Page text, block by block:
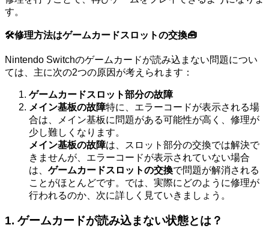
す。
🛠️修理方法はゲームカードスロットの交換🧰
Nintendo Switchのゲームカードが読み込まない問題につい
ては、主に次の2つの原因が考えられます：
ゲームカードスロット部分の故障
メイン基板の故障特に、エラーコードが表示される場
合は、メイン基板に問題がある可能性が高く、修理が
少し難しくなります。
メイン基板の故障は、スロット部分の交換では解決で
きませんが、エラーコードが表示されていない場合
は、 ゲームカードスロットの交換で問題が解消される
ことがほとんどです。では、実際にどのように修理が
行われるのか、次に詳しく見ていきましょう。
1. ゲームカードが読み込まない状態とは？